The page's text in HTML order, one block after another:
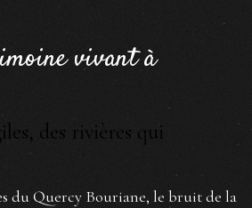
vivant à
des rivières qui
du Quercy Bouriane, le bruit de la